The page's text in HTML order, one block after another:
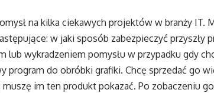
na kilka ciekawych projektów w branży IT.
w jaki sposób zabezpieczyć przyszły
lub wykradzeniem pomysłu w przypadku gdy
program do obróbki grafiki. Chcę sprzedać go
muszę im ten produkt pokazać. Po zobaczeniu